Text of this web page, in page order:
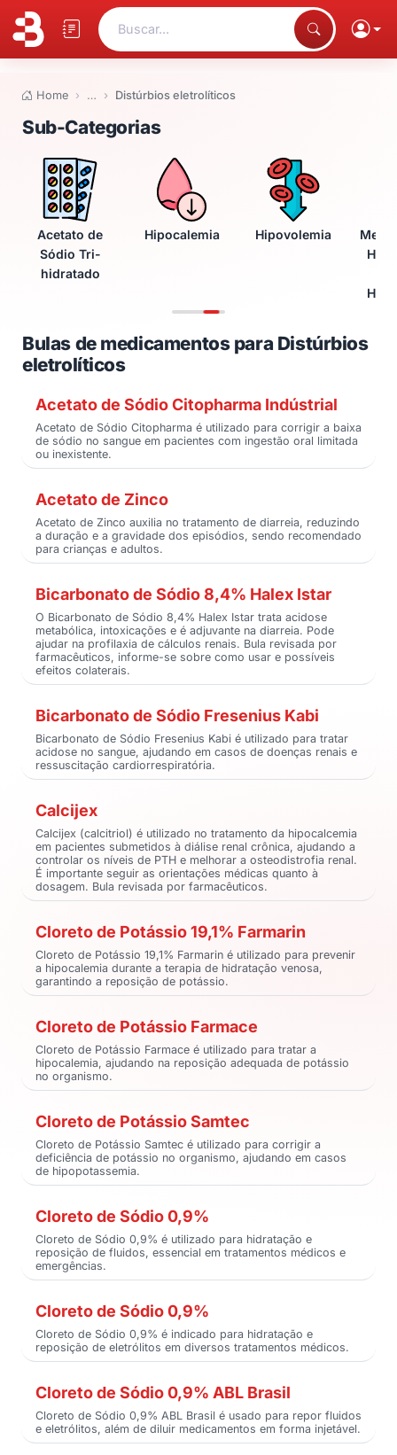
Buscar...
Home … Distúrbios eletrolíticos
Bulas de medicamentos para
Sub-Categorias
Acetato de
Sódio Tri-
hidratado
Hipocalemia Hipovolemia
Bulas de medicamentos para Distúrbios
eletrolíticos
Acetato de Sódio Citopharma Indústrial
Acetato de Sódio Citopharma é utilizado para corrigir a baixa
de sódio no sangue em pacientes com ingestão oral limitada
ou inexistente.
Acetato de Zinco
Acetato de Zinco auxilia no tratamento de diarreia, reduzindo
a duração e a gravidade dos episódios, sendo recomendado
para crianças e adultos.
Bicarbonato de Sódio 8,4% Halex Istar
O Bicarbonato de Sódio 8,4% Halex Istar trata acidose
metabólica, intoxicações e é adjuvante na diarreia. Pode
ajudar na profilaxia de cálculos renais. Bula revisada por
farmacêuticos, informe-se sobre como usar e possíveis
efeitos colaterais.
Bicarbonato de Sódio Fresenius Kabi
Bicarbonato de Sódio Fresenius Kabi é utilizado para tratar
acidose no sangue, ajudando em casos de doenças renais e
ressuscitação cardiorrespiratória.
Calcijex
Calcijex (calcitriol) é utilizado no tratamento da hipocalcemia
em pacientes submetidos à diálise renal crônica, ajudando a
controlar os níveis de PTH e melhorar a osteodistrofia renal.
É importante seguir as orientações médicas quanto à
dosagem. Bula revisada por farmacêuticos.
Cloreto de Potássio 19,1% Farmarin
Cloreto de Potássio 19,1% Farmarin é utilizado para prevenir
a hipocalemia durante a terapia de hidratação venosa,
garantindo a reposição de potássio.
Cloreto de Potássio Farmace
Cloreto de Potássio Farmace é utilizado para tratar a
hipocalemia, ajudando na reposição adequada de potássio
no organismo.
Cloreto de Potássio Samtec
Cloreto de Potássio Samtec é utilizado para corrigir a
deficiência de potássio no organismo, ajudando em casos
de hipopotassemia.
Cloreto de Sódio 0,9%
Cloreto de Sódio 0,9% é utilizado para hidratação e
reposição de fluidos, essencial em tratamentos médicos e
emergências.
Cloreto de Sódio 0,9%
Cloreto de Sódio 0,9% é indicado para hidratação e
reposição de eletrólitos em diversos tratamentos médicos.
Cloreto de Sódio 0,9% ABL Brasil
Cloreto de Sódio 0,9% ABL Brasil é usado para repor fluidos
e eletrólitos, além de diluir medicamentos em forma injetável.